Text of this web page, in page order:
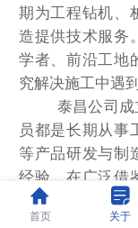
期为工程钻机、
造提供技术服务
学者、前沿工地
究解决施工中遇
泰昌公司成立
员都是长期从事
等产品研发与制
经验，在广泛借
基础上，研发
或工况所需要
首页 关于